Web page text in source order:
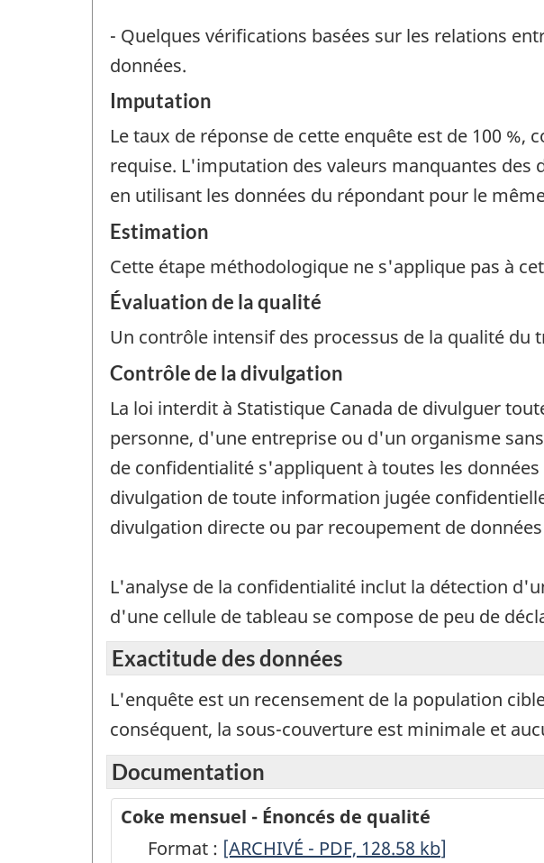
- Quelques vérifications basées sur les relations
données.
Imputation
Le taux de réponse de cette enquête est de 100
requise. L'imputation des valeurs manquantes
en utilisant les données du répondant pour le
Estimation
Cette étape méthodologique ne s'applique pas à
Évaluation de la qualité
Un contrôle intensif des processus de la qualité
Contrôle de la divulgation
La loi interdit à Statistique Canada de divulguer
personne, d'une entreprise ou d'un organisme
de confidentialité s'appliquent à toutes les
divulgation de toute information jugée
divulgation directe ou par recoupement de
L'analyse de la confidentialité inclut la détection
d'une cellule de tableau se compose de peu de
Exactitude des données
L'enquête est un recensement de la population
conséquent, la sous-couverture est minimale et
Documentation
Coke mensuel - Énoncés de qualité
Format : Coke
[ARCHIVÉ - PDF, 128.58 kb]